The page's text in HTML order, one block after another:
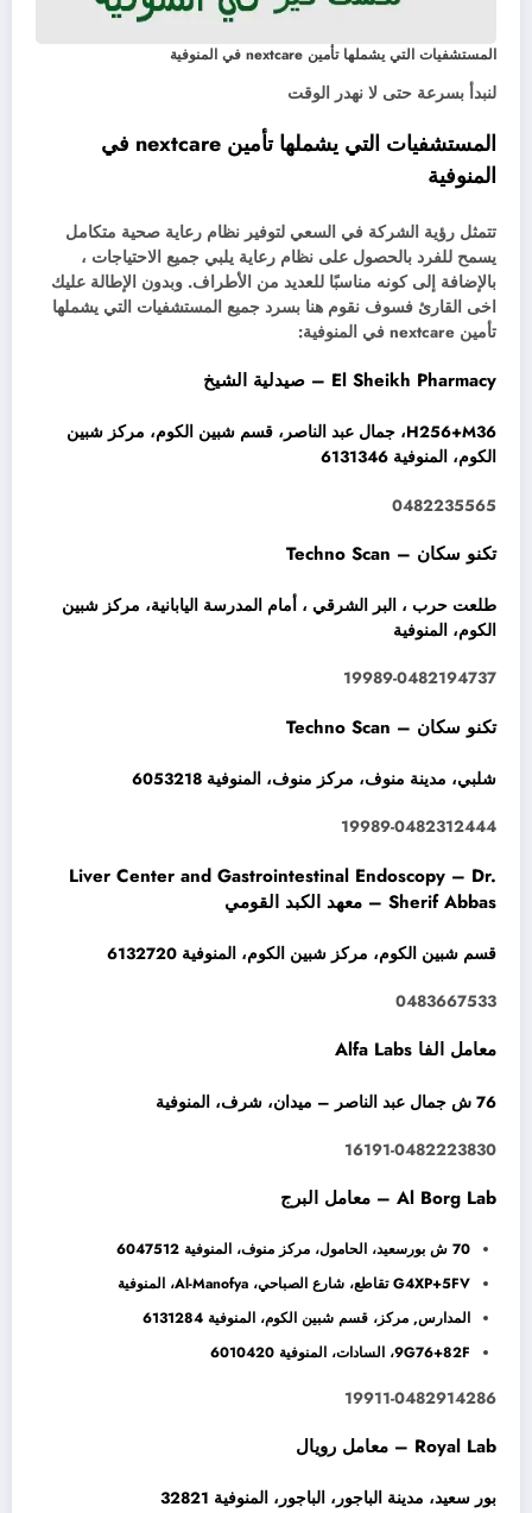
المستشفيات التي يشملها تأمين nextcare في المنوفية
لنبدأ بسرعة حتى لا نهدر الوقت
المستشفيات التي يشملها تأمين nextcare في
المنوفية
تتمثل رؤية الشركة في السعي لتوفير نظام رعاية صحية متكامل
يسمح للفرد بالحصول على نظام رعاية يلبي جميع الاحتياجات ،
بالإضافة إلى كونه مناسبًا للعديد من الأطراف. وبدون الإطالة عليك
اخى القارئ فسوف نقوم هنا بسرد جميع المستشفيات التي يشملها
تأمين nextcare في المنوفية:
El Sheikh Pharmacy – صيدلية الشيخ
H256+M36، جمال عبد الناصر، قسم شبين الكوم، مركز شبين
الكوم، المنوفية 6131346
0482235565
تكنو سكان – Techno Scan
طلعت حرب ، البر الشرقي ، أمام المدرسة اليابانية، مركز شبين
الكوم، المنوفية
19989-0482194737
تكنو سكان – Techno Scan
شلبي، مدينة منوف، مركز منوف، المنوفية 6053218
19989-0482312444
Liver Center and Gastrointestinal Endoscopy – Dr.
Sherif Abbas – معهد الكبد القومي
قسم شبين الكوم، مركز شبين الكوم، المنوفية 6132720
0483667533
معامل الفا Alfa Labs
76 ش جمال عبد الناصر – ميدان، شرف، المنوفية
16191-0482223830
Al Borg Lab – معامل البرج
70 ش بورسعيد، الحامول، مركز منوف، المنوفية 6047512
G4XP+5FV تقاطع، شارع الصباحي، Al-Manofya، المنوفية
المدارس, مركز، قسم شبين الكوم، المنوفية 6131284
9G76+82F، السادات، المنوفية 6010420
19911-0482914286
Royal Lab – معامل رويال
بور سعيد، مدينة الباجور، الباجور، المنوفية 32821